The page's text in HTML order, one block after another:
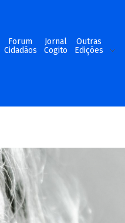
Forum
Cidadãos
Jornal
Cogito
Outras
Edições